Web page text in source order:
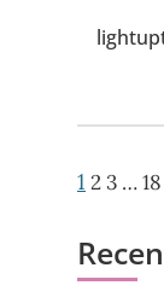
1 2 3 …18